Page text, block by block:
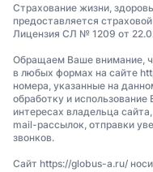
Страхование жизни,
предоставляется
Лицензия СЛ № 1209 от
Обращаем Ваше внимание,
в любых формах на сайте
номера, указанные на
обработку и
интересах владельца
mail-рассылок, отправки
звонков.
Сайт https://globus-a.ru/